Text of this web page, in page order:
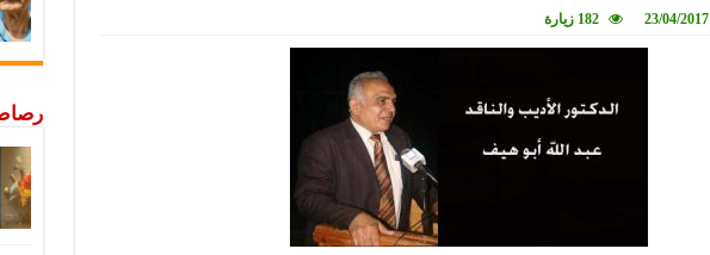
23/04/2017 182 زيارة